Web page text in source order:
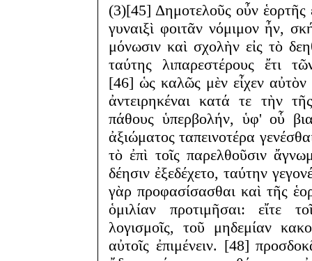
(3)[45] Δημοτελοῦς οὖν ἑορτῆς
γυναιξὶ φοιτᾶν νόμιμον ἦν,
μόνωσιν καὶ σχολὴν εἰς τὸ
ταύτης λιπαρεστέρους ἔτι
[46] ὡς καλῶς μὲν εἶχεν αὐτὸν
ἀντειρηκέναι κατά τε τὴν
πάθους ὑπερβολήν, ὑφ' οὗ
ἀξιώματος ταπεινοτέρα
τὸ ἐπὶ τοῖς παρελθοῦσιν
δέησιν ἐξεδέχετο, ταύτην
γὰρ προφασίσασθαι καὶ τῆς
ὁμιλίαν προτιμῆσαι: εἴτε
λογισμοῖς, τοῦ μηδεμίαν
αὐτοῖς ἐπιμένειν. [48]